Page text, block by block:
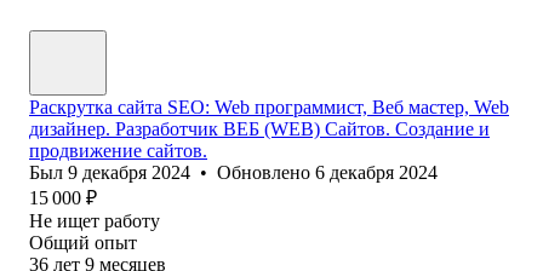
Раскрутка сайта SEO: Web программист, Веб мастер, Web
дизайнер. Разработчик ВЕБ (WEB) Сайтов. Создание и
продвижение сайтов.
Был 9 декабря 2024 • Обновлено 6 декабря 2024
15 000 ₽
Не ищет работу
Общий опыт
36 лет 9 месяцев